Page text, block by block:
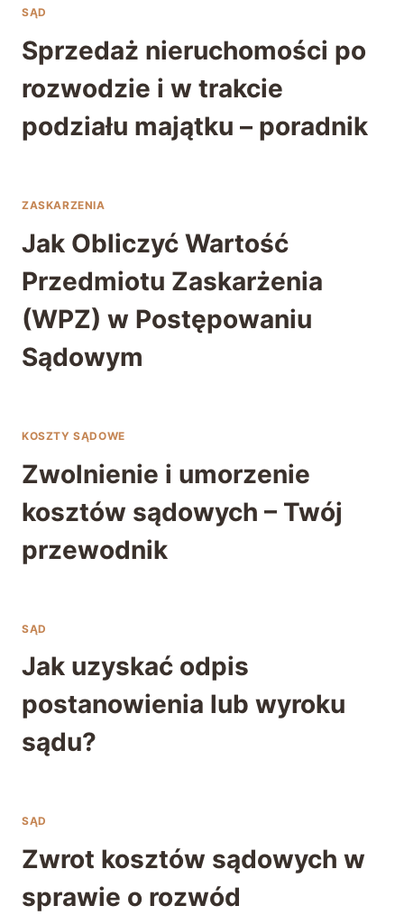
SĄD
Sprzedaż nieruchomości po
rozwodzie i w trakcie
podziału majątku – poradnik
ZASKARZENIA
Jak Obliczyć Wartość
Przedmiotu Zaskarżenia
(WPZ) w Postępowaniu
Sądowym
KOSZTY SĄDOWE
Zwolnienie i umorzenie
kosztów sądowych – Twój
przewodnik
SĄD
Jak uzyskać odpis
postanowienia lub wyroku
sądu?
SĄD
Zwrot kosztów sądowych w
sprawie o rozwód